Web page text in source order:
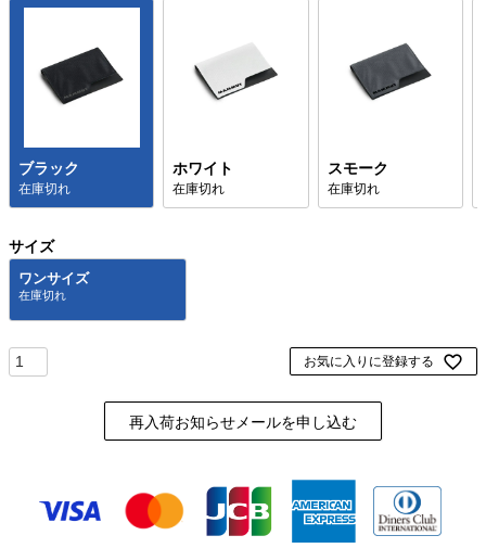
ブラック
在庫切れ
ホワイト
在庫切れ
スモーク
在庫切れ
サイズ
ワンサイズ
お気に入りに登録する
再入荷お知らせメールを申し込む